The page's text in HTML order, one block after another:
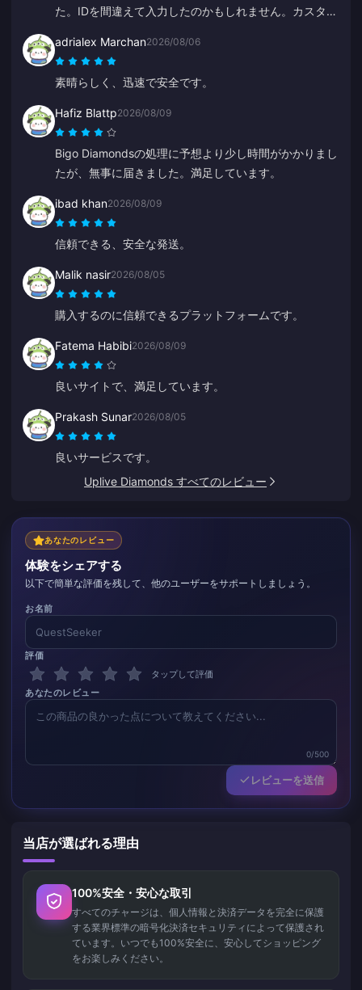
た。IDを間違えて入力したのかもしれません。カスタマ
は問題なく成功しました。これからもこのサイトを使い
続けます。
adrialex Marchan2026/08/06
素晴らしく、迅速で安全です。
Hafiz Blattp2026/08/09
Bigo Diamondsの処理に予想より少し時間がかかりまし
たが、無事に届きました。満足しています。
ibad khan2026/08/09
信頼できる、安全な発送。
Malik nasir2026/08/05
購入するのに信頼できるプラットフォームです。
Fatema Habibi2026/08/09
良いサイトで、満足しています。
Prakash Sunar2026/08/05
良いサービスです。
Uplive Diamonds すべてのレビュー
あなたのレビュー
体験をシェアする
以下で簡単な評価を残して、他のユーザーをサポートしましょう。
お名前
評価
タップして評価
あなたのレビュー
0/500
レビューを送信
当店が選ばれる理由
100%安全・安心な取引
すべてのチャージは、個人情報と決済データを完全に保護
する業界標準の暗号化決済セキュリティによって保護され
ています。いつでも100%安全に、安心してショッピング
をお楽しみください。